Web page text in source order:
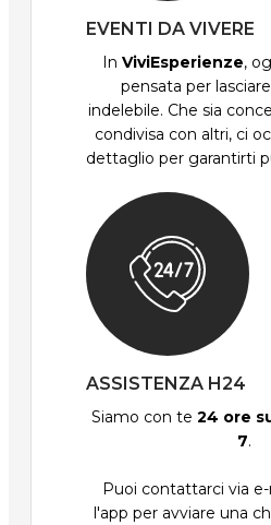
EVENTI DA VIVERE
In ViviEsperienze,
pensata per
indelebile. Che sia
condivisa con altri, ci
dettaglio per garantirti
ASSISTENZA H24
Siamo con te 24 ore
7.
Puoi contattarci via
l'app per avviare una